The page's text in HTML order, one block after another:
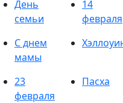
День
семьи
14
февраля
С днем
мамы
23
февраля
Пасха